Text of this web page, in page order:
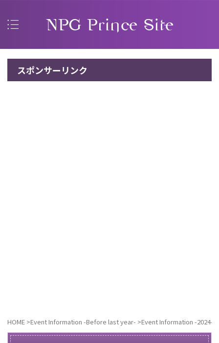
スポンサーリンク
HOME >Event Information -Before last year- >Event Information -2024-